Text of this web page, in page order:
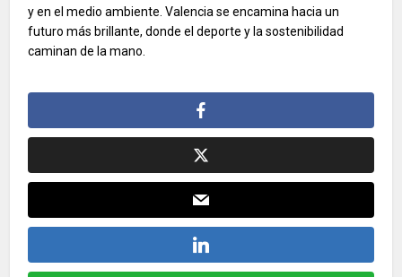
y en el medio ambiente. Valencia se encamina hacia un
futuro más brillante, donde el deporte y la sostenibilidad
caminan de la mano.